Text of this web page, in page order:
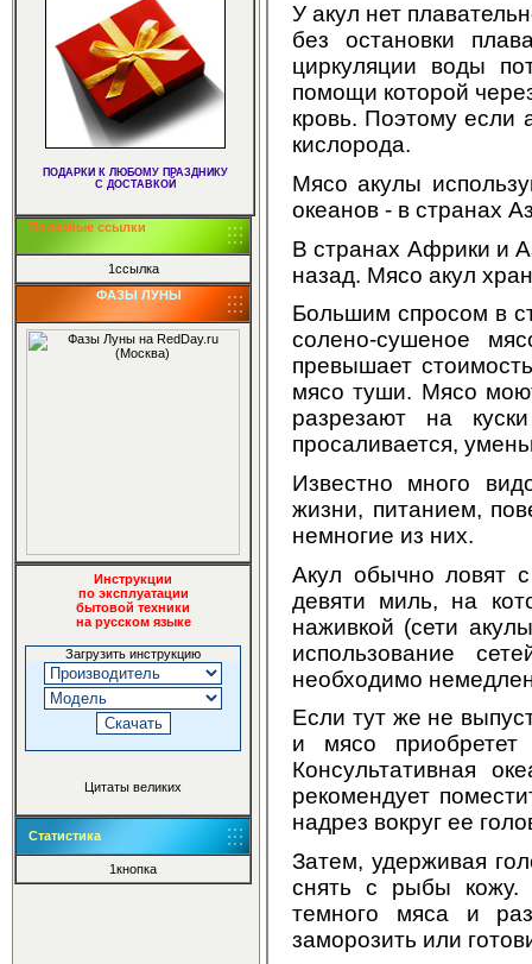
ПОДАРКИ К ЛЮБОМУ ПРАЗДНИКУ
С ДОСТАВКОЙ
Полезные ссылки
1ссылка
ФАЗЫ ЛУНЫ
Инструкции
по эксплуатации
бытовой техники
на русском языке
Загрузить инструкцию
Цитаты великих
Статистика
1кнопка
У акул нет
без остановки
циркуляции воды
помощи которой
кровь. Поэтому если
кислорода.
Мясо акулы
океанов - в странах
В странах Африки и
назад. Мясо акул
Большим спросом в
солено-сушеное
превышает
мясо туши. Мясо
разрезают на
просаливается,
Известно много
жизни, питанием,
немногие из них.
Акул обычно ловят
девяти миль, на
наживкой (сети
использование
необходимо
Если тут же не
и мясо
Консультативная
рекомендует
надрез вокруг ее
Затем, удерживая
снять с рыбы кожу.
темного мяса и
заморозить или